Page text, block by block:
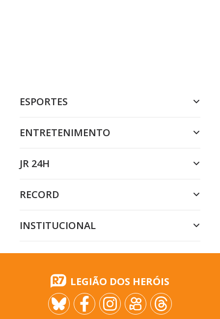
ESPORTES
ENTRETENIMENTO
JR 24H
RECORD
INSTITUCIONAL
LEGIÃO DOS HERÓIS